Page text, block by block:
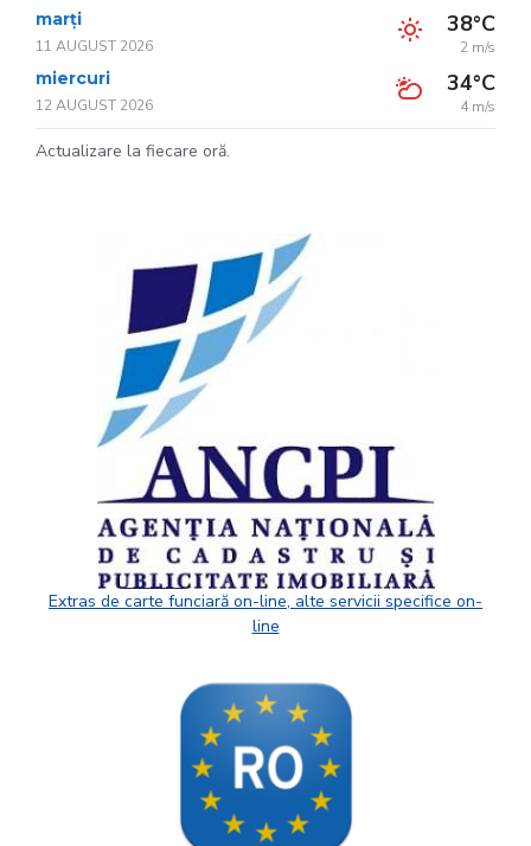
marți
11 AUGUST 2026
38°C
2 m/s
miercuri
12 AUGUST 2026
34°C
4 m/s
Actualizare la fiecare oră.
Extras de carte funciară on-line, alte servicii specifice on-
line